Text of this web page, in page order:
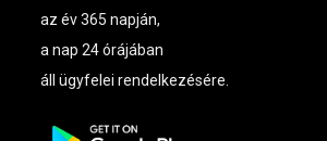
az év 365 napján,
a nap 24 órájában
áll ügyfelei rendelkezésére.